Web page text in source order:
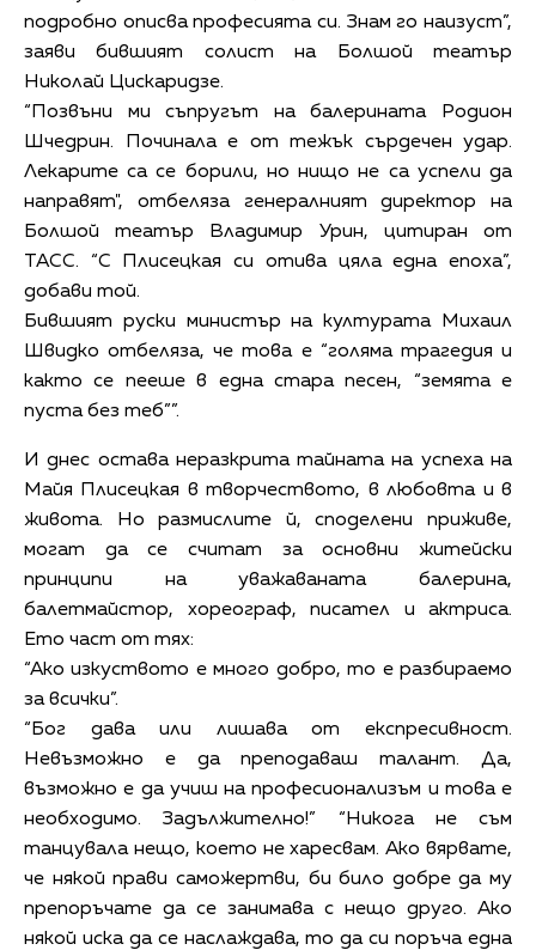
подробно описва професията си. Знам го наизуст”,
заяви бившият солист на Болшой театър
Николай Цискаридзе.
“Позвъни ми съпругът на балерината Родион
Шчедрин. Починала е от тежък сърдечен удар.
Лекарите са се борили, но нищо не са успели да
направят", отбеляза генералният директор на
Болшой театър Владимир Урин, цитиран от
ТАСС. “С Плисецкая си отива цяла една епоха”,
добави той.
Бившият руски министър на културата Михаил
Швидко отбеляза, че това е “голяма трагедия и
както се пееше в една стара песен, “земята е
пуста без теб””.
И днес остава неразкрита тайната на успеха на
Майя Плисецкая в творчеството, в любовта и в
живота. Но размислите й, споделени приживе,
могат да се считат за основни житейски
принципи на уважаваната балерина,
балетмайстор, хореограф, писател и актриса.
Ето част от тях:
“Ако изкуството е много добро, то е разбираемо
за всички”.
“Бог дава или лишава от експресивност.
Невъзможно е да преподаваш талант. Да,
възможно е да учиш на професионализъм и това е
необходимо. Задължително!” “Никога не съм
танцувала нещо, което не харесвам. Ако вярвате,
че някой прави саможертви, би било добре да му
препоръчате да се занимава с нещо друго. Ако
някой иска да се наслаждава, то да си поръча една